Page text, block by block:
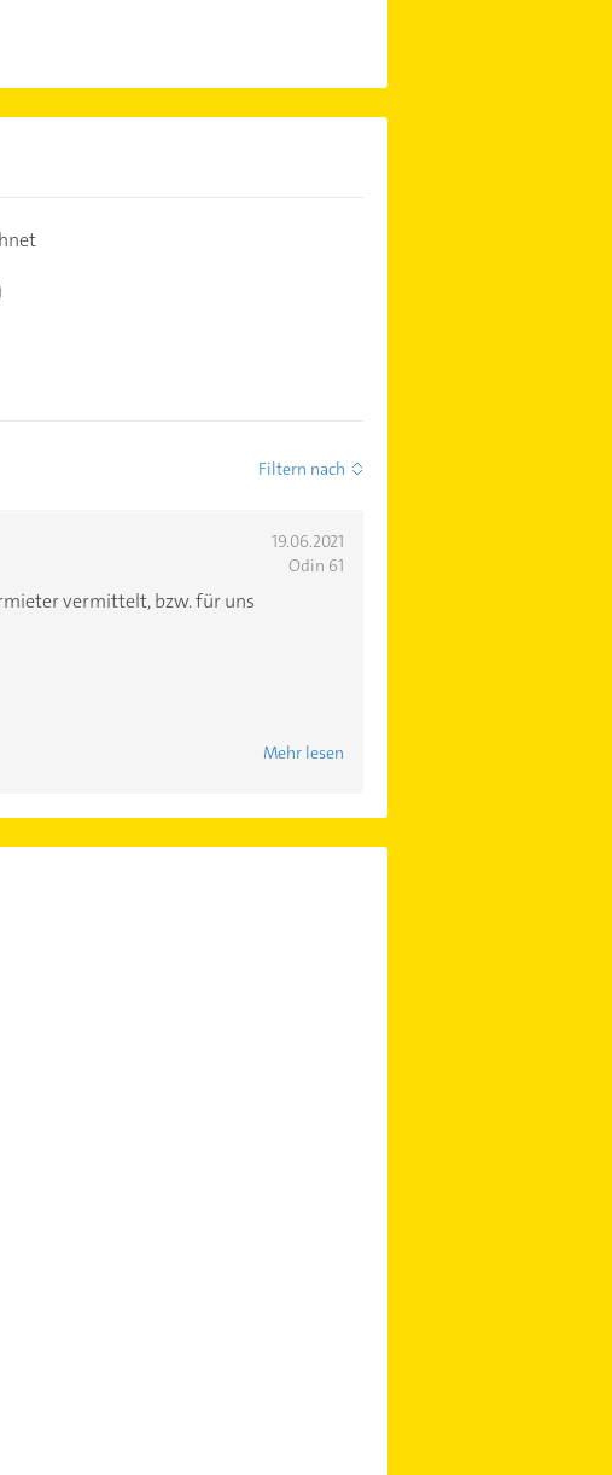
Filtern nach
19.06.2021
Odin 61
vermittelt, bzw. für uns
Mehr lesen